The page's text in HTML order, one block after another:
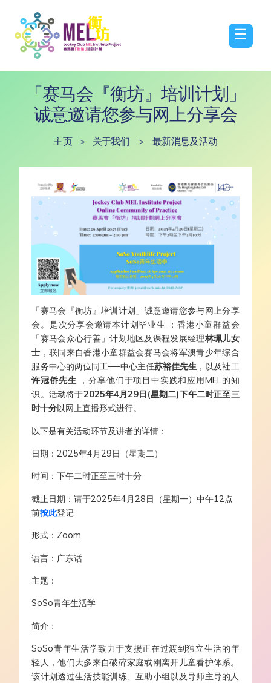
☰
「赛马会『衡坊』培训计划」
诚意邀请您参与网上分享会
主页 > 关于我们 > 最新消息及活动
「赛马会 『衡坊』 培训计划 」 诚意邀请您参与网上分享
会。 是次分享会邀请本计划毕业生 ：香港小童群益会
「赛马会众心行善」计划地区及课程发展经理林珮儿女
士 ，联同来自香港小童群益会赛马会将军澳青少年综合
服务中心的两位同工──中心主任苏裕佳先生 ，以及社工
许冠侨先生
，分享他们于项目中实践和应用 MEL的知
识。 活动将于2025年4月29日 (星期二)下午二时正至三
时十分以网上直播形式进行。
以下是有关活动环节及讲者的详情 ：
日期 ： 2025年4月 29日（星期二）
时间 ：下午二时正至三时十分
截止日期 ：请于2025年4月 28日（星期一）中午12点
前按此登记
形式 ：Zoom
语言 ： 广东话
主题 ：
SoSo青年生活学
简介 ：
SoSo青年生活学致力于支援正在过渡到独立生活的年
轻人，他们大多来自破碎家庭或刚离开儿童看护体系。
该计划透过生活技能训练、互助小组以及导师主导的人